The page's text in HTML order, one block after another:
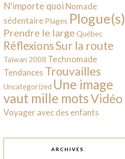
N'importe quoi Nomade
sédentaire Plages Plogue(s)
Prendre le large Québec
RéflexionsSur la route
Taïwan 2008 Technomade
Tendances Trouvailles
Uncategorized Une image
vaut mille motsVidéo
Voyager avec des enfants
ARCHIVES